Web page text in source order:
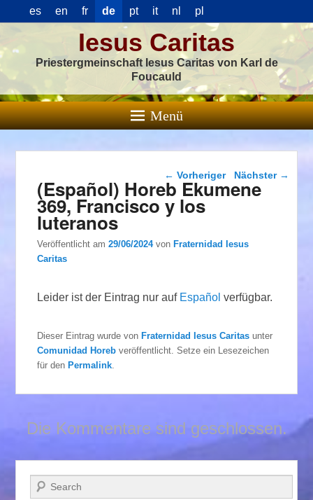
es en fr de pt it nl pl
Iesus Caritas
Priestergmeinschaft Iesus Caritas von Karl de
Foucauld
Menü
Beitragsnavigation
← Vorheriger Nächster →
(Español) Horeb Ekumene
369, Francisco y los
luteranos
Veröffentlicht am29/06/2024 vonFraternidad Iesus
Caritas
Leider ist der Eintrag nur auf Español verfügbar.
Dieser Eintrag wurde vonFraternidad Iesus Caritas unter
Comunidad Horeb veröffentlicht. Setze ein Lesezeichen
für denPermalink
Die Kommentare sind geschlossen.
Suchen